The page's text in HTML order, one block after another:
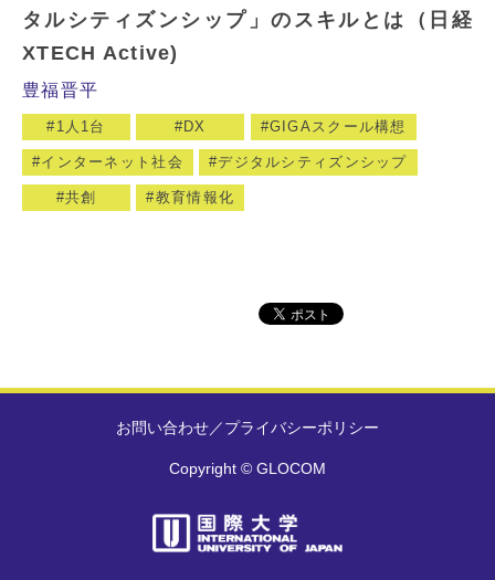
タルシティズンシップ」のスキルとは（日経
XTECH Active)
豊福晋平
1人1台 DX GIGAスクール構想
インターネット社会 デジタルシティズンシップ
共創 教育情報化
お問い合わせ／プライバシーポリシー
Copyright © GLOCOM